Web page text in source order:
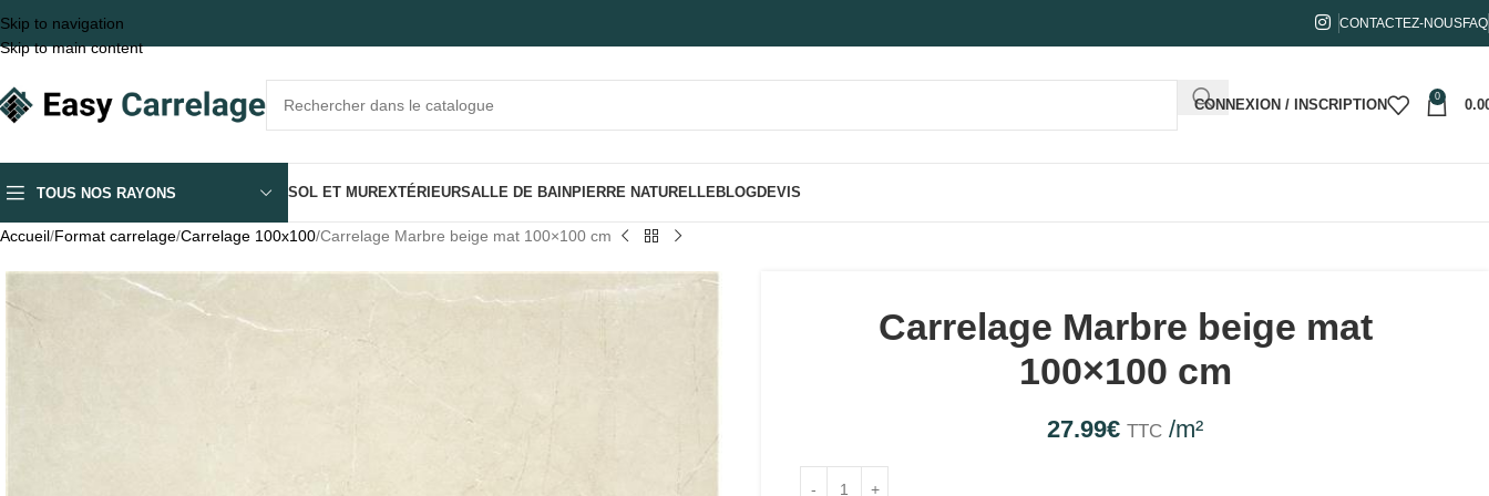
Skip to navigation
Skip to main content
CONTACTEZ-NOUSFAQ
CONNEXION / INSCRIPTION
0
TOUS NOS RAYONS SOL ET MUREXTÉRIEURSALLE DE BAIN PIERRE NATURELLEBLOGDEVIS
Accueil Format carrelage Carrelage 100x100 Carrelage Marbre beige mat 100×100 cm
Carrelage Marbre beige mat
100×100 cm
27.99€ TTC /m²